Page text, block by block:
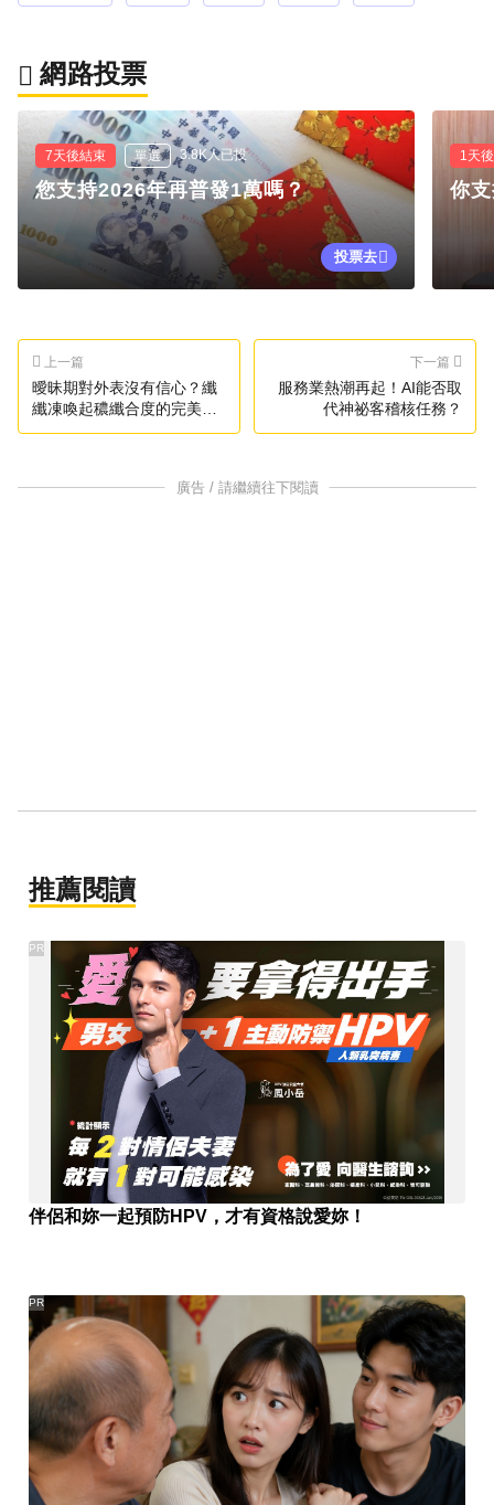
網路投票
7天後結束 單選 3.8K人已投
您支持2026年再普發1萬嗎？
投票去
1天
你
上一篇
曖昧期對外表沒有信心？纖
纖凍喚起穠纖合度的完美狀
態
下一篇
服務業熱潮再起！AI能否取
代神祕客稽核任務？
廣告 / 請繼續往下閱讀
推薦閱讀
伴侶和妳一起預防HPV，才有資格說愛妳！
PR
PR